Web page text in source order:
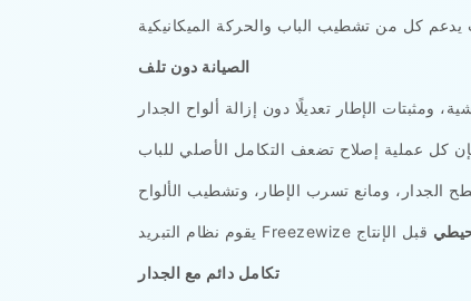
الصيانة دون تلف
تكامل دائم مع الجدار